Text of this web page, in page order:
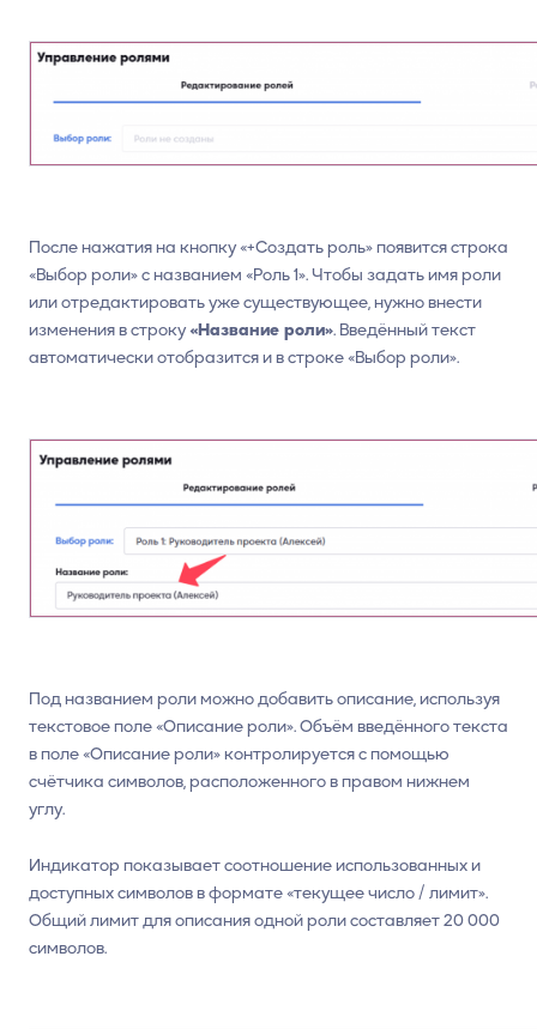
После нажатия на кнопку «+Создать роль» появится строка
«Выбор роли» с названием «Роль 1». Чтобы задать имя роли
или отредактировать уже существующее, нужно внести
изменения в строку«Название роли». Введённый текст
автоматически отобразится и в строке «Выбор роли».
Под названием роли можно добавить описание, используя
текстовое поле «Описание роли». Объём введённого текста
в поле «Описание роли» контролируется с помощью
счётчика символов, расположенного в правом нижнем
углу.
Индикатор показывает соотношение использованных и
доступных символов в формате «текущее число / лимит».
Общий лимит для описания одной роли составляет 20 000
символов.